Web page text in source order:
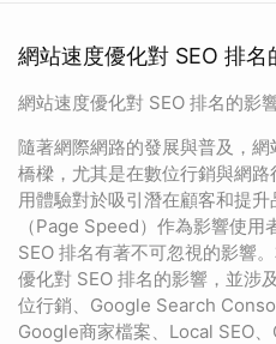
網站速度優化對 SEO 排
網站速度優化對 SEO 排名的影
隨著網際網路的發展與普及，
橋樑，尤其是在數位行銷與網
用體驗對於吸引潛在顧客和提
（Page Speed）作為影響使
SEO 排名有著不可忽視的影響
優化對 SEO 排名的影響，並涉
位行銷、Google Search
Google商家檔案、Local SEO